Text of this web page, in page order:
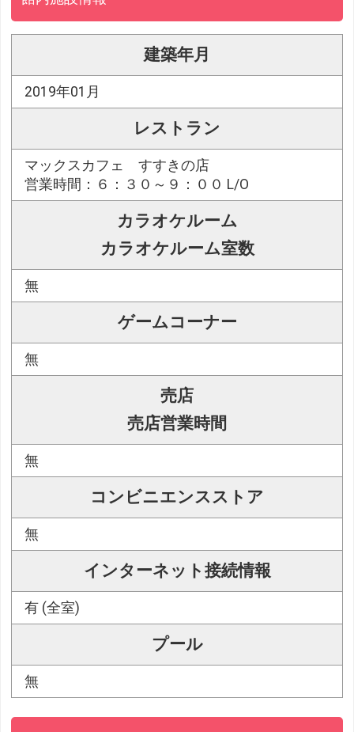
建築年月
2019年01月
レストラン
マックスカフェ すすきの店
営業時間：６：３０～９：００ L/O
カラオケルーム
カラオケルーム室数
無
ゲームコーナー
無
売店
売店営業時間
無
コンビニエンスストア
無
インターネット接続情報
有 (全室)
プール
無